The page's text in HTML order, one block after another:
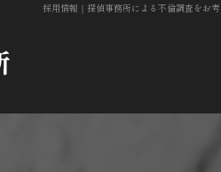
採用情報 ｜探偵事務所による不倫調査をお